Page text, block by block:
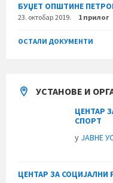
БУЏЕТ ОПШТИНЕ
23. октобар 2019. 1 прилог
ОСТАЛИ ДОКУМЕНТИ
УСТАНОВЕ И
ЦЕНТАР
СПОРТ
у ЈАВНЕ
ЦЕНТАР ЗА СОЦИЈАЛНИ